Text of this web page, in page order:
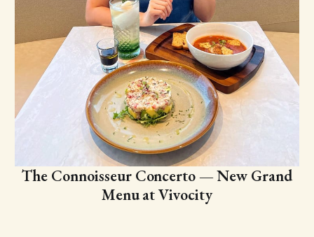
The Connoisseur Concerto — New Grand
Menu at Vivocity